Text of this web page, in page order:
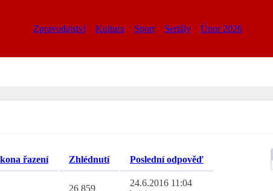
Zpravodajství Kultura Sport Seriály Únor 2026
Zhlédnutí Poslední odpověď
26 859
24.6.2016 11:04